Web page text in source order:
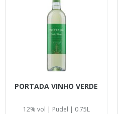
PORTADA VINHO VERDE
12% vol | Pudel | 0.75L